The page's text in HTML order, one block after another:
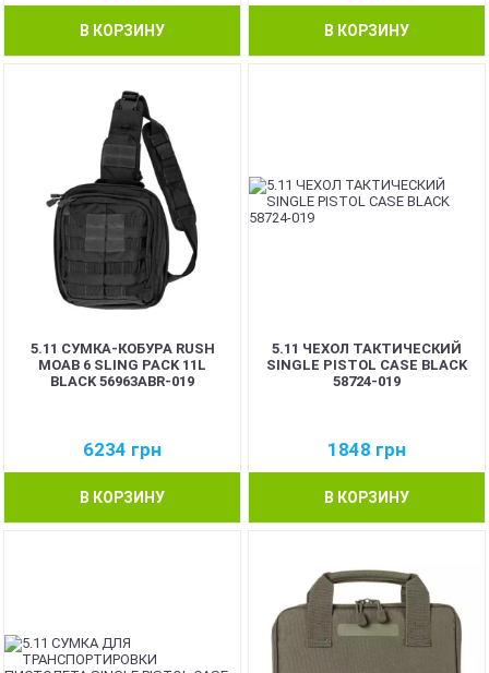
В КОРЗИНУ В КОРЗИНУ
5.11 СУМКА-КОБУРА RUSH
MOAB 6 SLING PACK 11L
BLACK 56963ABR-019
6234 грн
В КОРЗИНУ
5.11 ЧЕХОЛ ТАКТИЧЕСКИЙ
SINGLE PISTOL CASE BLACK
58724-019
1848 грн
В КОРЗИНУ